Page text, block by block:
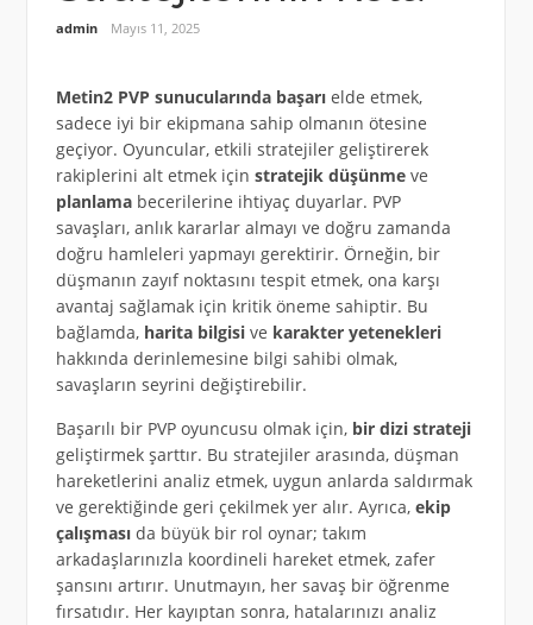
admin Mayıs 11, 2025
Metin2 PVP sunucularında başarıelde etmek,
sadece iyi bir ekipmana sahip olmanın ötesine
geçiyor. Oyuncular, etkili stratejiler geliştirerek
rakiplerini alt etmek için stratejik düşünmeve
planlamabecerilerine ihtiyaç duyarlar. PVP
savaşları, anlık kararlar almayı ve doğru zamanda
doğru hamleleri yapmayı gerektirir. Örneğin, bir
düşmanın zayıf noktasını tespit etmek, ona karşı
avantaj sağlamak için kritik öneme sahiptir. Bu
bağlamda, harita bilgisive karakter yetenekleri
hakkında derinlemesine bilgi sahibi olmak,
savaşların seyrini değiştirebilir.
Başarılı bir PVP oyuncusu olmak için, bir dizi strateji
geliştirmek şarttır. Bu stratejiler arasında, düşman
hareketlerini analiz etmek, uygun anlarda saldırmak
ve gerektiğinde geri çekilmek yer alır. Ayrıca, ekip
çalışmasıda büyük bir rol oynar; takım
arkadaşlarınızla koordineli hareket etmek, zafer
şansını artırır. Unutmayın, her savaş bir öğrenme
fırsatıdır. Her kayıptan sonra, hatalarınızı analiz